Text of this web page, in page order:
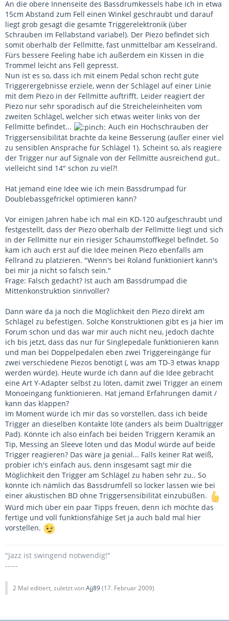
An die obere Innenseite des Bassdrumkessels habe ich in etwa
15cm Abstand zum Fell einen Winkel geschraubt und darauf
liegt grob gesagt die gesamte Triggerelektronik (über
Schrauben im Fellabstand variabel). Der Piezo befindet sich
somit oberhalb der Fellmitte, fast unmittelbar am Kesselrand.
Fürs bessere Feeling habe ich außerdem ein Kissen in die
Trommel leicht ans Fell gepresst.
Nun ist es so, dass ich mit einem Pedal schon recht gute
Triggerergebnisse erziele, wenn der Schlägel auf einer Linie
mit dem Piezo in der Fellmitte auftrifft. Leider reagiert der
Piezo nur sehr sporadisch auf die Streicheleinheiten vom
zweiten Schlägel, welcher sich etwas weiter links von der
Fellmitte befindet...
Auch ein Hochschrauben der
Triggersensibilität brachte da keine Besserung (außer einer viel
zu sensiblen Ansprache für Schlägel 1). Scheint so, als reagiere
der Trigger nur auf Signale von der Fellmitte ausreichend gut..
vielleicht sind 14" schon zu viel?!
Hat jemand eine Idee wie ich mein Bassdrumpad für
Doublebassgefrickel optimieren kann?
Vor einigen Jahren habe ich mal ein KD-120 aufgeschraubt und
festgestellt, dass der Piezo oberhalb der Fellmitte liegt und sich
in der Fellmitte nur ein riesiger Schaumstoffkegel befindet. So
kam ich auch erst auf die Idee meinen Piezo ebenfalls am
Fellrand zu platzieren. "Wenn's bei Roland funktioniert kann's
bei mir ja nicht so falsch sein."
Frage: Falsch gedacht? Ist auch am Bassdrumpad die
Mittenkonstruktion sinnvoller?
Dann wäre da ja noch die Möglichkeit den Piezo direkt am
Schlägel zu befestigen. Solche Konstruktionen gibt es ja hier im
Forum schon und das war mir auch nicht neu, jedoch dachte
ich bis jetzt, dass das nur für Singlepedale funktionieren kann
und man bei Doppelpedalen eben zwei Triggereingänge für
zwei verschiedene Piezos benötigt (, was am TD-3 etwas knapp
werden würde). Heute wurde ich dann auf die Idee gebracht
eine Art Y-Adapter selbst zu löten, damit zwei Trigger an einem
Monoeingang funktionieren. Hat jemand Erfahrungen damit /
kann das klappen?
Im Moment würde ich mir das so vorstellen, dass ich beide
Trigger an dieselben Kontakte löte (anders als beim Dualtrigger
Pad). Könnte ich also einfach bei beiden Triggern Keramik an
Tip, Messing an Sleeve löten und das Modul würde auf beide
Trigger reagieren? Das wäre ja genial... Falls keiner Rat weiß,
probier ich's einfach aus, denn insgesamt sagt mir die
Möglichkeit den Trigger am Schlägel zu haben sehr zu.. So
könnte ich nämlich das Bassdrumfell so locker lassen wie bei
einer akustischen BD ohne Triggersensibilität einzubüßen.
Würd mich über ein paar Tipps freuen, denn ich möchte das
fertige und voll funktionsfähige Set ja auch bald mal hier
vorstellen.
"Jazz ist swingend notwendig!"
-----
2 Mal editiert, zuletzt vonAjj89(17. Februar 2009)